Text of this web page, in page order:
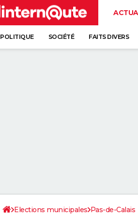
POLITIQUE SOCIÉTÉ FAITS DIVERS
Elections municipales Pas-de-Calais